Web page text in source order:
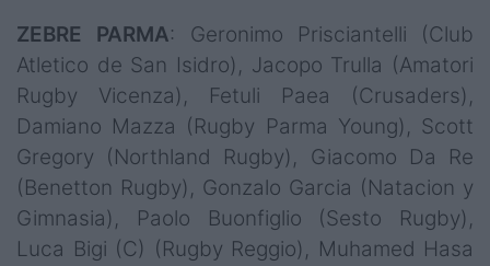
ZEBRE PARMA: Geronimo Prisciantelli (Club
Atletico de San Isidro), Jacopo Trulla (Amatori
Rugby Vicenza), Fetuli Paea (Crusaders),
Damiano Mazza (Rugby Parma Young), Scott
Gregory (Northland Rugby), Giacomo Da Re
(Benetton Rugby), Gonzalo Garcia (Natacion y
Gimnasia), Paolo Buonfiglio (Sesto Rugby),
Luca Bigi (C) (Rugby Reggio), Muhamed Hasa